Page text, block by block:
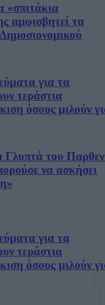
αμφισβητεί τα
για τα
τεράστια
όσους μιλούν
Γλυπτά του
να ασκήσει
για τα
τεράστια
όσους μιλούν